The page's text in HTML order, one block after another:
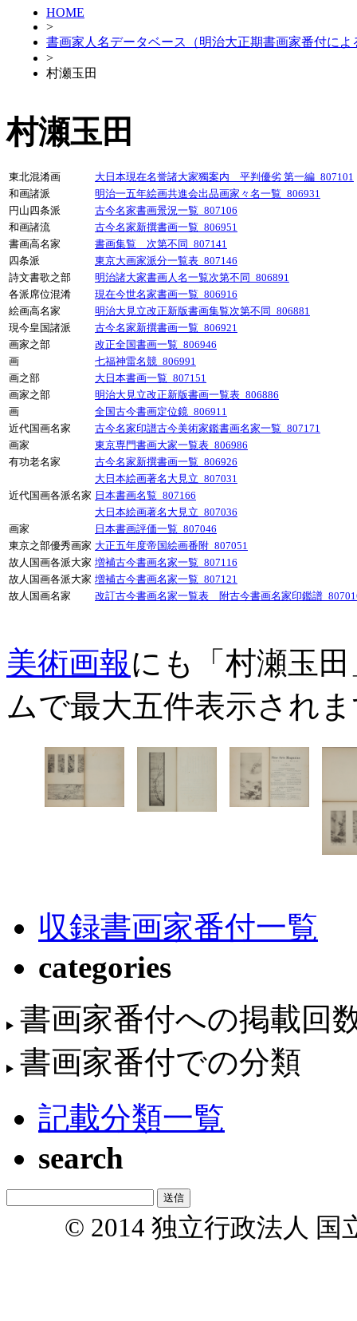
HOME
>
書画家人名データベース（明治大正期書画家番付によ
>
村瀬玉田
村瀬玉田
東北混淆画
大日本現在名誉諸大家獨案内 平判優劣 第一編_807101
和画諸派
明治一五年絵画共進会出品画家々名一覧_806931
円山四条派
古今名家書画景況一覧_807106
和画諸流
古今名家新撰書画一覧_806951
書画高名家
書画集覧 次第不同_807141
四条派
東京大画家派分一覧表_807146
詩文書歌之部
明治諸大家書画人名一覧次第不同_806891
各派席位混淆
現在今世名家書画一覧_806916
絵画高名家
明治大見立改正新版書画集覧次第不同_806881
現今皇国諸派
古今名家新撰書画一覧_806921
画家之部
改正全国書画一覧_806946
画
七福神雷名競_806991
画之部
大日本書画一覧_807151
画家之部
明治大見立改正新版書画一覧表_806886
画
全国古今書画定位鏡_806911
近代国画名家
古今名家印譜古今美術家鑑書画名家一覧_807171
画家
東京専門書画大家一覧表_806986
有功老名家
古今名家新撰書画一覧_806926
大日本絵画著名大見立_807031
近代国画各派名家 日本書画名覧_807166
大日本絵画著名大見立_807036
画家
日本書画評価一覧_807046
東京之部優秀画家 大正五年度帝国絵画番附_807051
故人国画各派大家 増補古今書画名家一覧_807116
故人国画各派大家 増補古今書画名家一覧_807121
故人国画名家
改訂古今書画名家一覧表 附古今書画名家印鑑譜
美術画報にも「村瀬玉
ムで最大五件表示され
収録書画家番付一覧
categories
書画家番付への掲載回
書画家番付での分類
記載分類一覧
search
© 2014 独立行政法人 国